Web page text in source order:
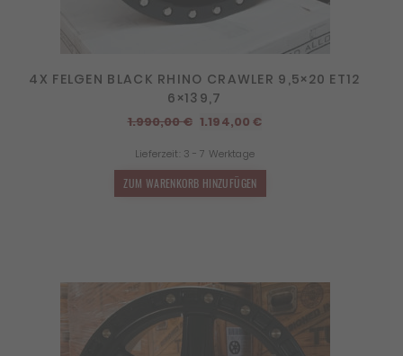
4X FELGEN BLACK RHINO CRAWLER 9,5×20 ET12
6×139,7
1.990,00€ Ursprünglicher
war:
1.990,00 €
1.194,00€Aktueller
Lieferzeit: 3 - 7 Werktage
ZUM WARENKORB HINZUFÜGEN